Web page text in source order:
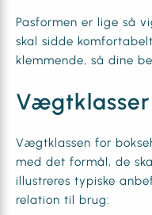
Pasformen er lige så
skal sidde
klemmende, så dine
Vægtklasser
Vægtklassen for
med det formål, de
illustreres typiske
relation til brug: